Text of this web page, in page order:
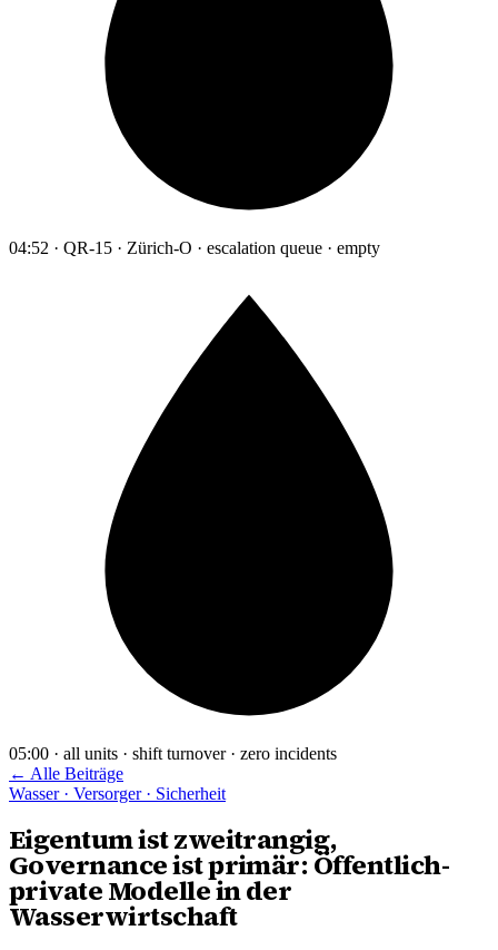
04:52 · QR-15 · Zürich-O · escalation queue · empty
05:00 · all units · shift turnover · zero incidents
← Alle Beiträge
Wasser · Versorger · Sicherheit
Eigentum ist zweitrangig,
Governance ist primär: Öffentlich-
private Modelle in der
Wasserwirtschaft